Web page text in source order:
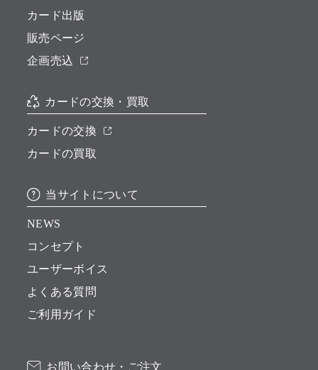
カード出版
販売ページ
企画売込
カードの交換・買取
カードの交換
カードの買取
当サイトについて
NEWS
コンセプト
ユーザーボイス
よくある質問
ご利用ガイド
お問い合わせ・ご注文